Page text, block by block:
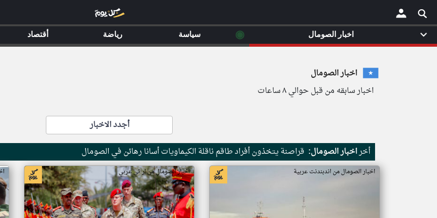
×
اخبار الصومال
اخبار سابقه من قبل حوالي ٨ ساعات
أجدد الاخبار
أخراخبار الصومال: قراصنة يتخذون أفراد طاقم ناقلة الكيماويات أسانا رهائن في الصومال
اخبار الصومال من اندبندنت عربية اخبار الصومال من ار تي عربي
اخبار الصومال ◉ سياسة رياضة أقتصاد